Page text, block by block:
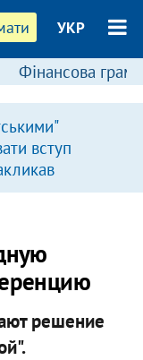
УКР
Фінансова
вступ
решение